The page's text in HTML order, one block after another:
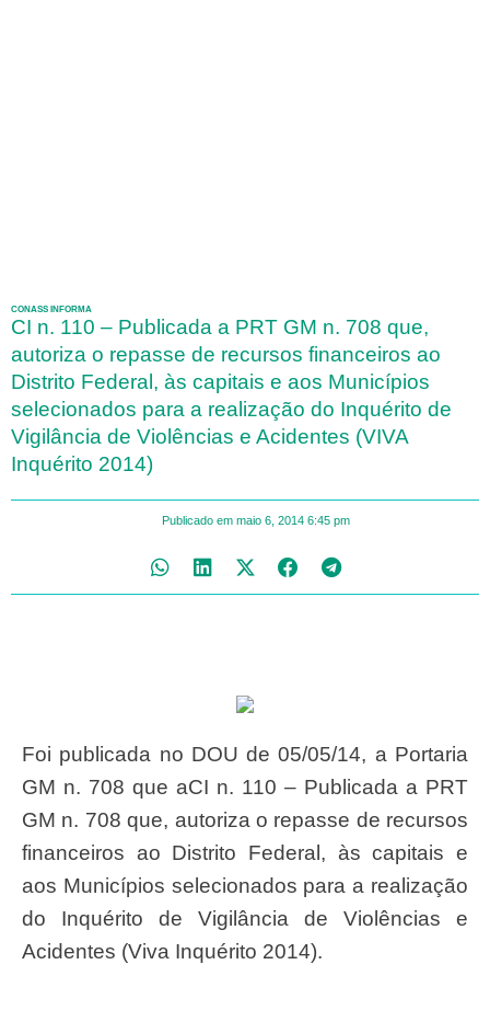
CONASS INFORMA
CI n. 110 – Publicada a PRT GM n. 708 que,
autoriza o repasse de recursos financeiros ao
Distrito Federal, às capitais e aos Municípios
selecionados para a realização do Inquérito de
Vigilância de Violências e Acidentes (VIVA
Inquérito 2014)
Publicado em maio 6, 2014 6:45 pm
Foi publicada no DOU de 05/05/14, a Portaria
GM n. 708 que aCI n. 110 – Publicada a PRT
GM n. 708 que, autoriza o repasse de recursos
financeiros ao Distrito Federal, às capitais e
aos Municípios selecionados para a realização
do Inquérito de Vigilância de Violências e
Acidentes (Viva Inquérito 2014).